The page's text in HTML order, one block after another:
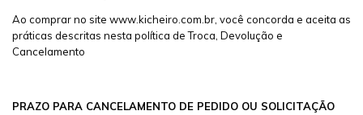
Ao comprar no site www.kicheiro.com.br, você concorda e aceita as
práticas descritas nesta política de Troca, Devolução e
Cancelamento
PRAZO PARA CANCELAMENTO DE PEDIDO OU SOLICITAÇÃO